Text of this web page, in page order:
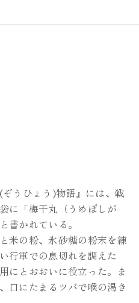
うひょう)物語』 には、戦
に「梅干丸（うめぼしが
書かれている。
米の粉、氷砂糖の粉末を練
行軍での息切れを調えた
にとおおいに役立った。ま
口にたまるツバで喉の渇き